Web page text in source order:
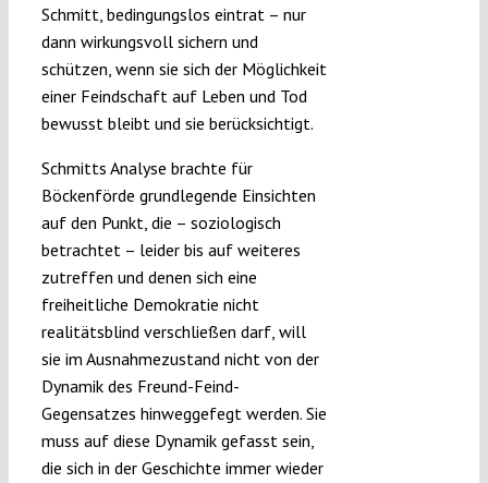
Schmitt, bedingungslos eintrat – nur
dann wirkungsvoll sichern und
schützen, wenn sie sich der Möglichkeit
einer Feindschaft auf Leben und Tod
bewusst bleibt und sie berücksichtigt.
Schmitts Analyse brachte für
Böckenförde grundlegende Einsichten
auf den Punkt, die – soziologisch
betrachtet – leider bis auf weiteres
zutreffen und denen sich eine
freiheitliche Demokratie nicht
realitätsblind verschließen darf, will
sie im Ausnahmezustand nicht von der
Dynamik des Freund-Feind-
Gegensatzes hinweggefegt werden. Sie
muss auf diese Dynamik gefasst sein,
die sich in der Geschichte immer wieder